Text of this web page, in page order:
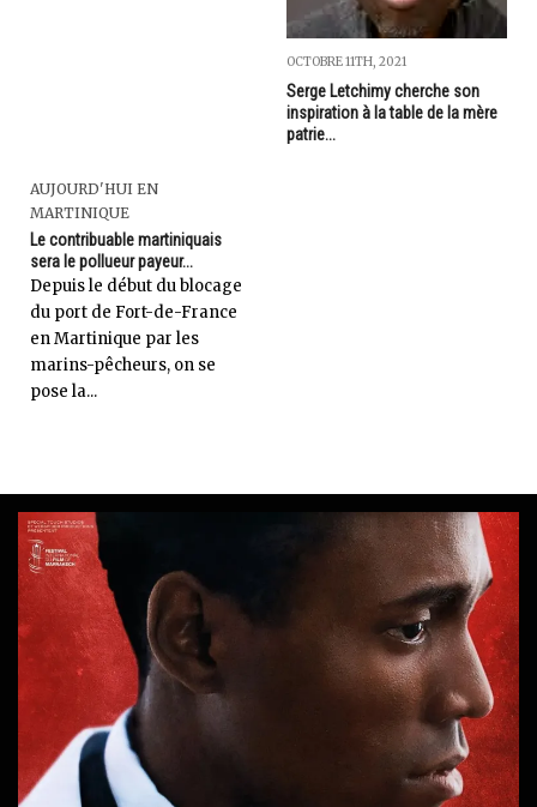
OCTOBRE 11TH, 2021
Serge Letchimy cherche son
inspiration à la table de la mère
patrie...
AUJOURD'HUI EN
MARTINIQUE
Le contribuable martiniquais
sera le pollueur payeur...
Depuis le début du blocage
du port de Fort-de-France
en Martinique par les
marins-pêcheurs, on se
pose la...